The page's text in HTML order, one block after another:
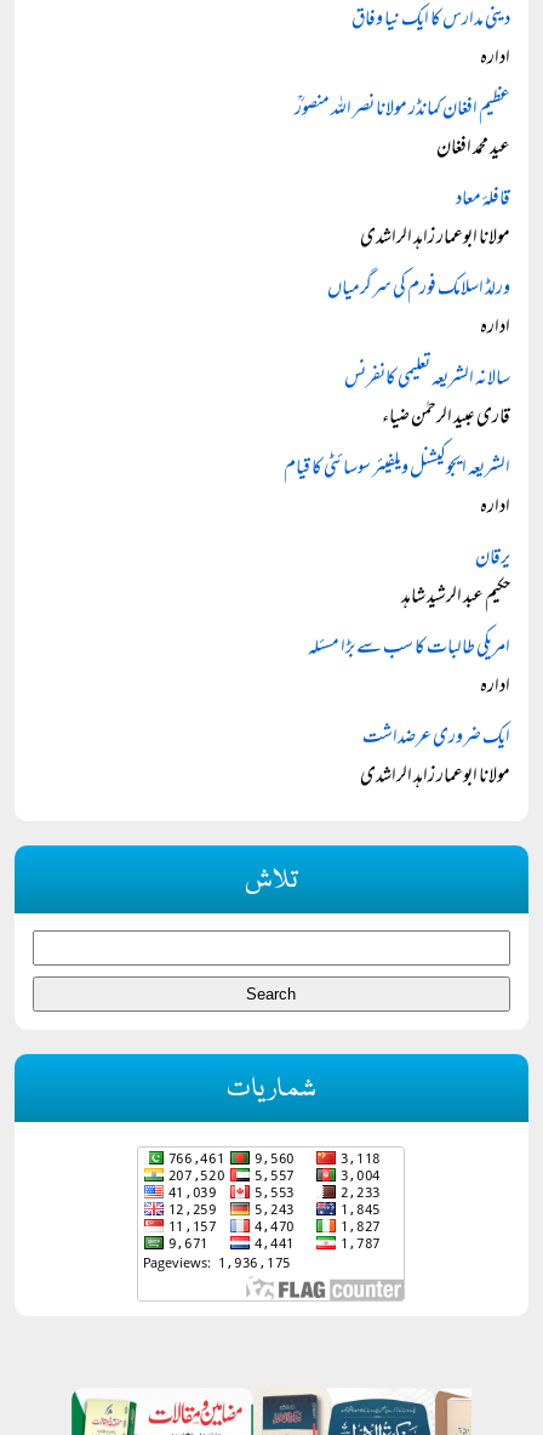
دینی مدارس کا ایک نیا وفاق
ادارہ
عظیم افغان کمانڈر مولانا نصر اللہ منصورؒ
عید محمد افغان
قافلۂ معاد
مولانا ابوعمار زاہد الراشدی
ورلڈ اسلامک فورم کی سرگرمیاں
ادارہ
سالانہ الشریعہ تعلیمی کانفرنس
قاری عبید الرحمٰن ضیاء
الشریعہ ایجوکیشنل ویلفیئر سوسائٹی کا قیام
ادارہ
یرقان
حکیم عبد الرشید شاہد
امریکی طالبات کا سب سے بڑا مسئلہ
ادارہ
ایک ضروری عرضداشت
مولانا ابوعمار زاہد الراشدی
تلاش
شماریات